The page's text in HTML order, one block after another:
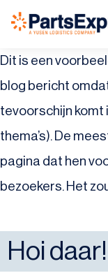
naar
Dit is een
blog bericht
tevoorschijn komt
thema’s). De
pagina dat hen
bezoekers. Het
Hoi